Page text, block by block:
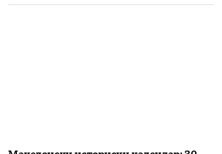
доверливи канали успеала да подготви масовно